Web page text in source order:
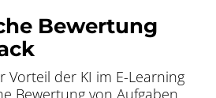
Bewertung
Vorteil der KI im E-Learning
Bewertung von Aufgaben